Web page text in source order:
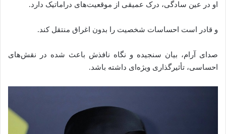
او در عین سادگی، درک عمیقی از موقعیت‌های دراماتیک دارد.
و قادر است احساسات شخصیت را بدون اغراق منتقل کند.
صدای آرام، بیان سنجیده و نگاه نافذش باعث شده‌ در نقش‌های
احساسی، تأثیرگذاری ویژه‌ای داشته باشد.